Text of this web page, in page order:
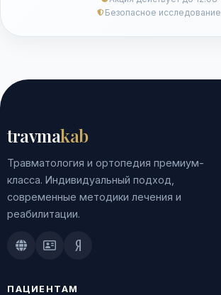
Безопасное исследование
travmakab
Травматология и ортопедия премиум-
класса. Индивидуальный подход,
современные методики лечения и
реабилитации.
Doctu.ruПроДокторов
Яндекс.Здоровье
ПАЦИЕНТАМ